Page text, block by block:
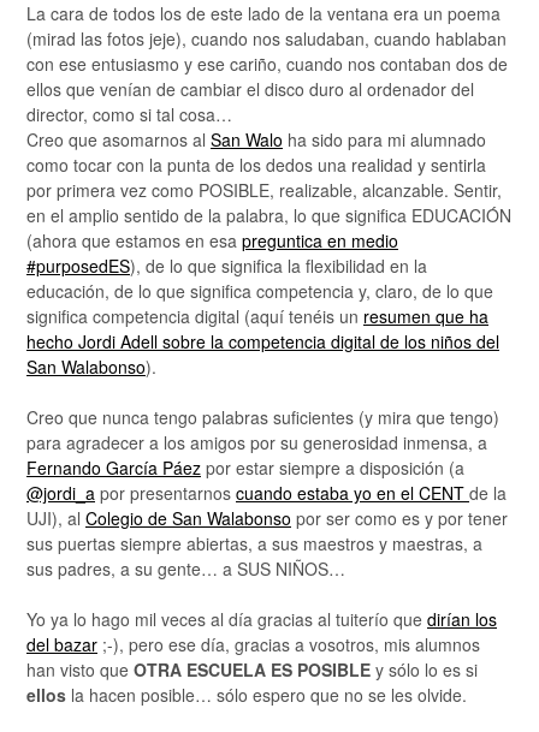
La cara de todos los de este lado de la ventana era un poema
(mirad las fotos jeje), cuando nos saludaban, cuando hablaban
con ese entusiasmo y ese cariño, cuando nos contaban dos de
ellos que venían de cambiar el disco duro al ordenador del
director, como si tal cosa…
Creo que asomarnos al San Walo ha sido para mi alumnado
como tocar con la punta de los dedos una realidad y sentirla
por primera vez como POSIBLE, realizable, alcanzable. Sentir,
en el amplio sentido de la palabra, lo que significa EDUCACIÓN
(ahora que estamos en esa preguntica en medio
#purposedES), de lo que significa la flexibilidad en la
educación, de lo que significa competencia y, claro, de lo que
significa competencia digital (aquí tenéis un resumen que ha
hecho Jordi Adell sobre la competencia digital de los niños del
San Walabonso).
Creo que nunca tengo palabras suficientes (y mira que tengo)
para agradecer a los amigos por su generosidad inmensa, a
Fernando García Páez por estar siempre a disposición (a
@jordi_a por presentarnos cuando estaba yo en el CENT de la
UJI), al Colegio de San Walabonso por ser como es y por tener
sus puertas siempre abiertas, a sus maestros y maestras, a
sus padres, a su gente… a SUS NIÑOS…
Yo ya lo hago mil veces al día gracias al tuiterío que dirían los
del bazar ;-), pero ese día, gracias a vosotros, mis alumnos
han visto que OTRA ESCUELA ES POSIBLE y sólo lo es si
ellos la hacen posible… sólo espero que no se les olvide.